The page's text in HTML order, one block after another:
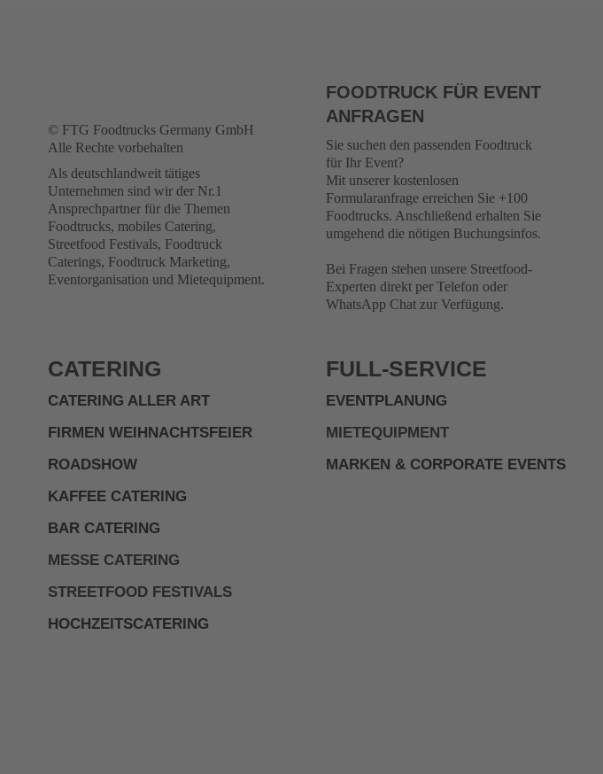
© FTG Foodtrucks Germany GmbH
Alle Rechte vorbehalten
Als deutschlandweit tätiges
Unternehmen sind wir der Nr.1
Ansprechpartner für die Themen
Foodtrucks, mobiles Catering,
Streetfood Festivals, Foodtruck
Caterings, Foodtruck Marketing,
Eventorganisation und Mietequipment.
FOODTRUCK FÜR EVENT
ANFRAGEN
Sie suchen den passenden Foodtruck
für Ihr Event?
Mit unserer kostenlosen
Formularanfrage erreichen Sie +100
Foodtrucks. Anschließend erhalten Sie
umgehend die nötigen Buchungsinfos.
Bei Fragen stehen unsere Streetfood-
Experten direkt per Telefon oder
WhatsApp Chat zur Verfügung.
CATERING
CATERING ALLER ART
FIRMEN WEIHNACHTSFEIER
ROADSHOW
KAFFEE CATERING
BAR CATERING
MESSE CATERING
STREETFOOD FESTIVALS
HOCHZEITSCATERING
FULL-SERVICE
EVENTPLANUNG
MIETEQUIPMENT
MARKEN & CORPORATE EVENTS